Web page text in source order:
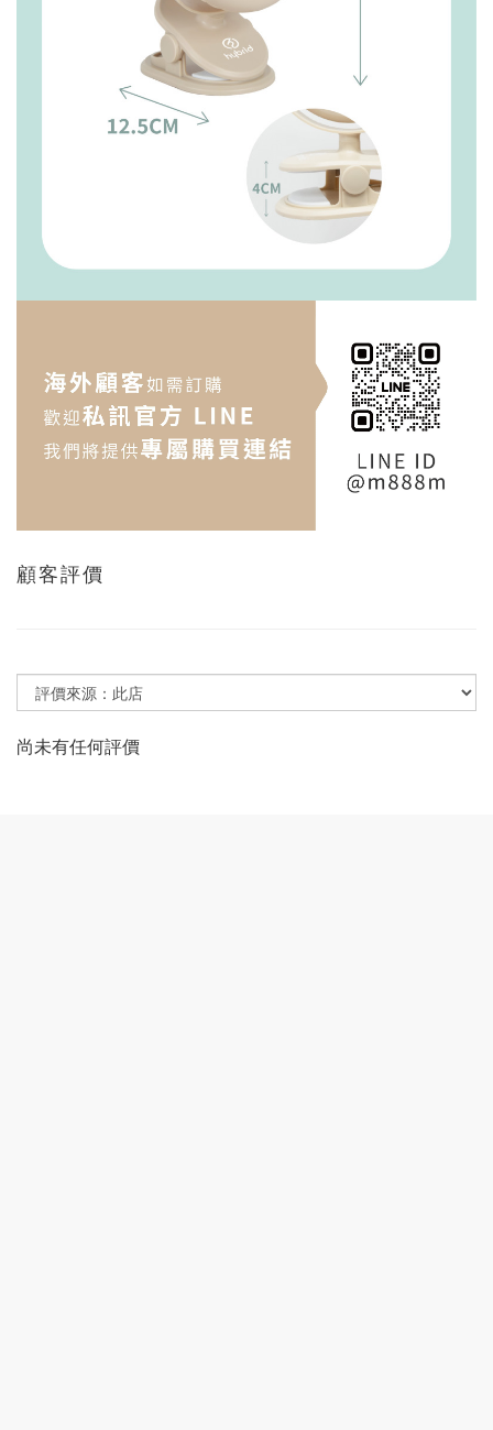
顧客評價
尚未有任何評價